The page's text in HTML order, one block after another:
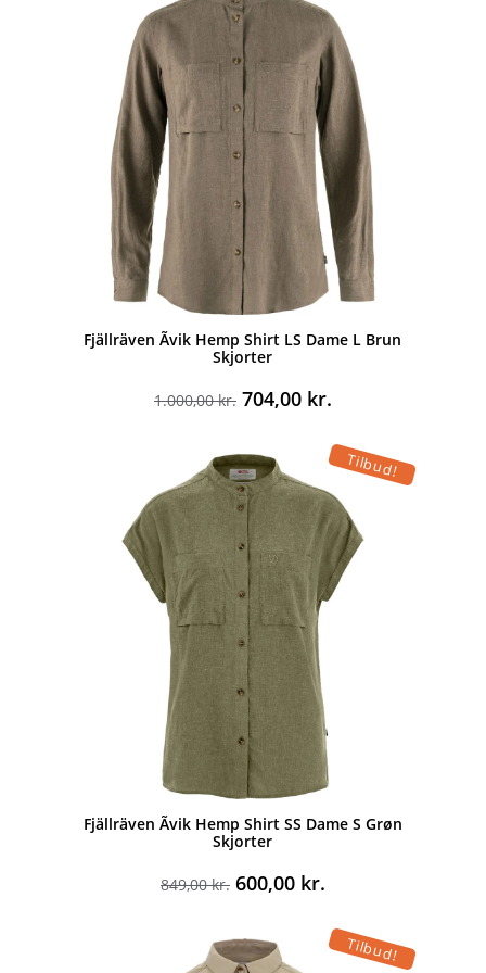
Fjällräven Ãvik Hemp Shirt LS Dame L Brun
Skjorter
1.000,00kr. Den
var:
1.000,00 kr..
704,00 kr.Den
pris
er:
704,00 kr..
Tilbud!
Fjällräven Ãvik Hemp Shirt SS Dame S Grøn
Skjorter
849,00kr. Den
var:
600,00 kr.Den
pris
er:Tilbud!